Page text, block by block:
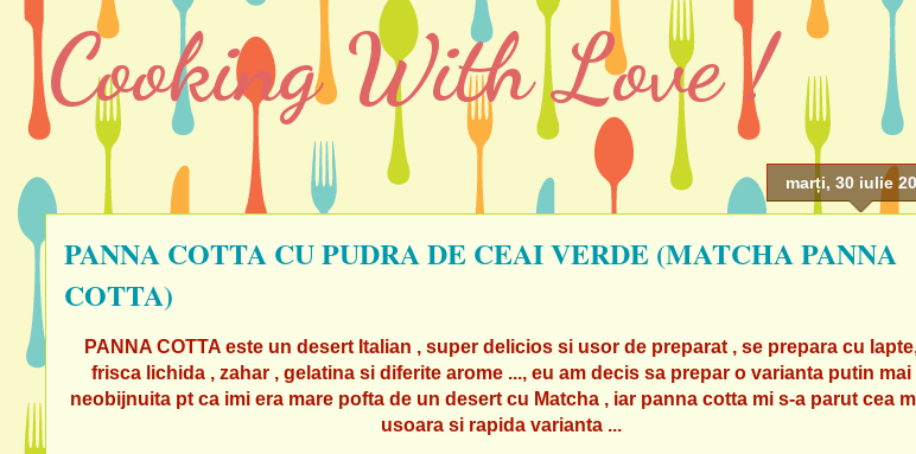
Cooking With Love !
marți, 30 iulie
PANNA COTTA CU PUDRA DE CEAI VERDE (MATCHA PANNA
COTTA)
PANNA COTTA este un desert Italian , super delicios si usor de preparat , se prepara cu
frisca lichida , zahar , gelatina si diferite arome ..., eu am decis sa prepar o varianta putin mai
neobijnuita pt ca imi era mare pofta de un desert cu Matcha , iar panna cotta mi s-a parut cea
usoara si rapida varianta ...